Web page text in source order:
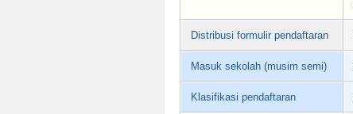
Distribusi formulir pendaftaran
Masuk sekolah (musim semi)
Klasifikasi pendaftaran